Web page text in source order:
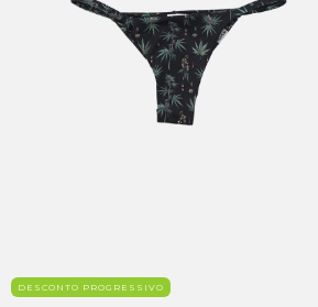
DESCONTO PROGRESSIVO